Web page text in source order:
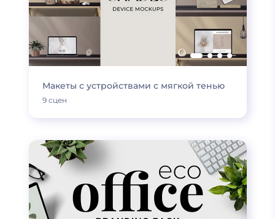
Макеты с устройствами с мягкой тенью
9 сцен